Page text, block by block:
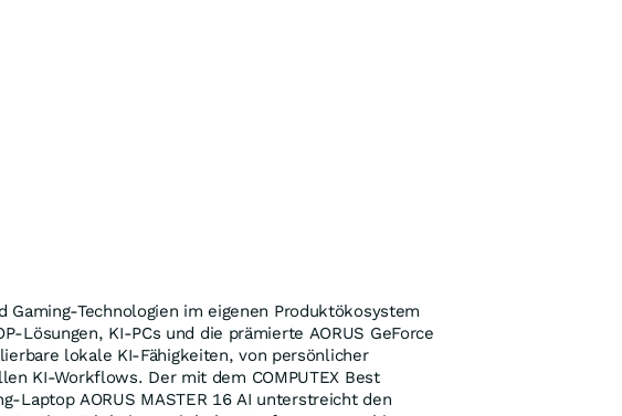
Gaming-Technologien im eigenen Produktökosystem
Lösungen, KI-PCs und die prämierte AORUS GeForce
lokale KI-Fähigkeiten, von persönlicher
KI-Workflows. Der mit dem COMPUTEX Best
Laptop AORUS MASTER 16 AI unterstreicht den